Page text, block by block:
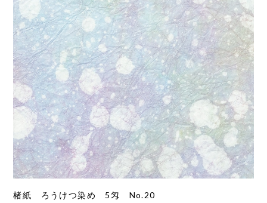
楮紙 ろうけつ染め 5匁 No.20